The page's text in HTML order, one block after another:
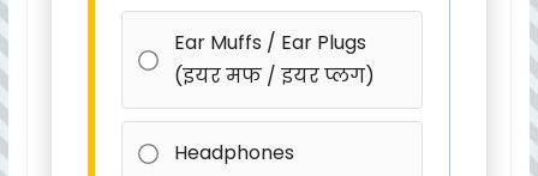
Ear Muffs / Ear Plugs
(इयर मफ / इयर प्लग)
Headphones